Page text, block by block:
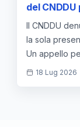
del
"presenza
Il CNDDU
la sola
Un appello
18 Lug 2026